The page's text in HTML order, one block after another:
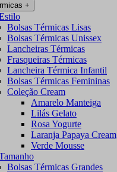
+
Bolsas Térmicas Lisas
Bolsas Térmicas Unissex
Lancheiras Térmicas
Frasqueiras Térmicas
Lancheira Térmica Infantil
Bolsas Térmicas Femininas
Coleção Cream
Amarelo Manteiga
Lilás Gelato
Rosa Yogurte
Laranja Papaya Cream
Verde Mousse
Bolsas Térmicas Grandes